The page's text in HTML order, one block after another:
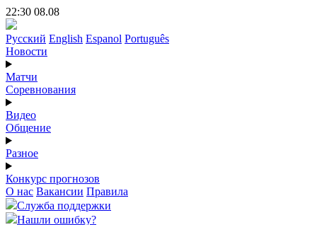
22:30 08.08
Русский English Espanol Português
Новости
Матчи
Соревнования
Видео
Общение
Разное
Конкурс прогнозов
О нас Вакансии Правила
Служба поддержки
Нашли ошибку?